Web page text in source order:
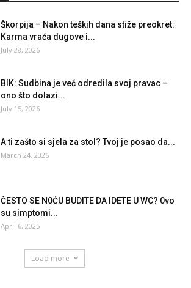
Škorpija – Nakon teških dana stiže preokret:
Karma vraća dugove i...
July 28, 2026
BIK: Sudbina je već odredila svoj pravac –
ono što dolazi...
July 15, 2026
A ti zašto si sjela za stol? Tvoj je posao da...
March 24, 2026
ČESTO SE N0ĆU BUDITE DA IDETE U WC? 0vo
su simptomi...
April 6, 2025
Load more